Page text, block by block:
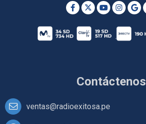
Contáctenos
ventas@radioexitosa.pe